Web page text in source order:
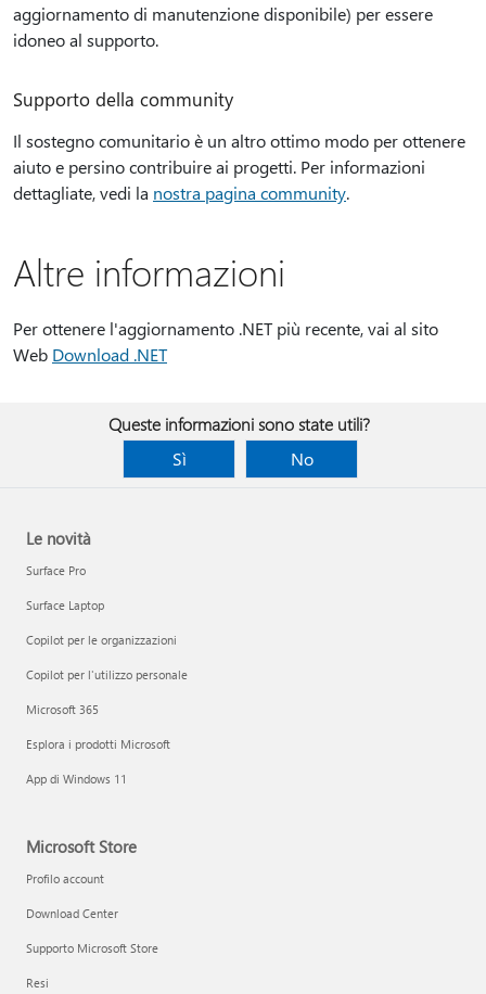
aggiornamento di manutenzione disponibile) per essere
idoneo al supporto.
Supporto della community
Il sostegno comunitario è un altro ottimo modo per ottenere
aiuto e persino contribuire ai progetti. Per informazioni
dettagliate, vedi la nostra pagina community.
Altre informazioni
Per ottenere l'aggiornamento .NET più recente, vai al sito
Web Download .NET
Queste informazioni sono state utili?
Sì
No
Le novità
Surface Pro
Surface Laptop
Copilot per le organizzazioni
Copilot per l'utilizzo personale
Microsoft 365
Esplora i prodotti Microsoft
App di Windows 11
Microsoft Store
Profilo account
Download Center
Supporto Microsoft Store
Resi